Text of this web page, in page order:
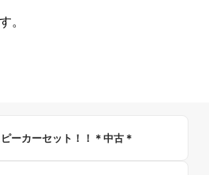
。
ーカーセット！！＊中古＊